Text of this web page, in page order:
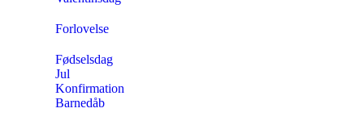
Forlovelse
Fødselsdag
Jul
Konfirmation
Barnedåb